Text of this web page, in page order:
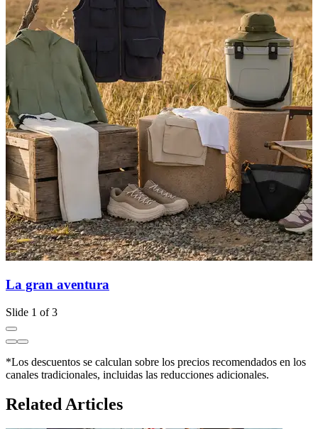
La gran aventura
Slide 1 of 3
*Los descuentos se calculan sobre los precios recomendados en los
canales tradicionales, incluidas las reducciones adicionales.
Related Articles